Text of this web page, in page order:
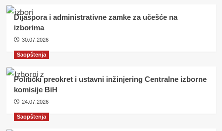
Dijaspora i administrativne zamke za učešće na
izborima
30.07.2026
Saopštenja
Politički preokret i ustavni inžinjering Centralne izborne
komisije BiH
24.07.2026
Saopštenja